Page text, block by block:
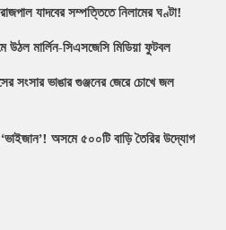
যাদবের সম্পত্তিতে নিলামের ঘণ্টা!
উঠল মার্লিন-সিএসজেসি মিডিয়া ফুটবল
সংসার ভাঙার গুঞ্জনের জেরে চোখে জল
অসমে ৫০০টি বাড়ি তৈরির উদ্যোগ